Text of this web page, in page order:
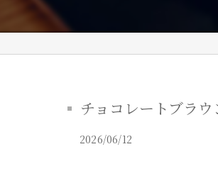
チョコレートブラ
2026/06/12